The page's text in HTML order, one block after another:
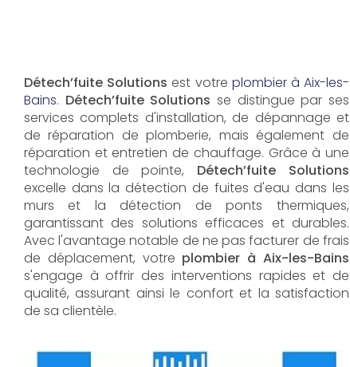
Détech’fuite Solutions est votre plombier à Aix-les-
Bains. Détech’fuite Solutions se distingue par ses
services complets d'installation, de dépannage et
de réparation de plomberie, mais également de
réparation et entretien de chauffage. Grâce à une
technologie de pointe, Détech’fuite Solutions
excelle dans la détection de fuites d'eau dans les
murs et la détection de ponts thermiques,
garantissant des solutions efficaces et durables.
Avec l'avantage notable de ne pas facturer de frais
de déplacement, votre plombier à Aix-les-Bains
s'engage à offrir des interventions rapides et de
qualité, assurant ainsi le confort et la satisfaction
de sa clientèle.